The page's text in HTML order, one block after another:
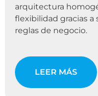
arquitectura
flexibilidad gracias
reglas de negocio.
LEER MÁS